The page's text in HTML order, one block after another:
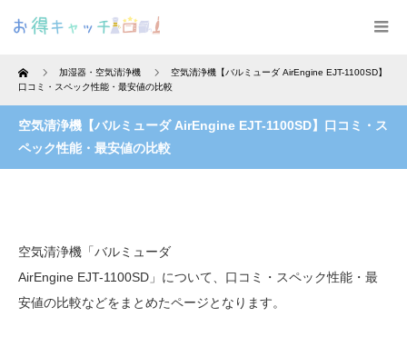
Home 加湿器・空気清浄機
空気清浄機【バルミューダ AirEngine EJT-1100SD】
口コミ・スペック性能・最安値の比較
空気清浄機【バルミューダ AirEngine EJT-1100SD】口コミ・ス
ペック性能・最安値の比較
空気清浄機「バルミューダ
AirEngine EJT-1100SD」について、口コミ・スペック性能・最
安値の比較などをまとめたページとなります。